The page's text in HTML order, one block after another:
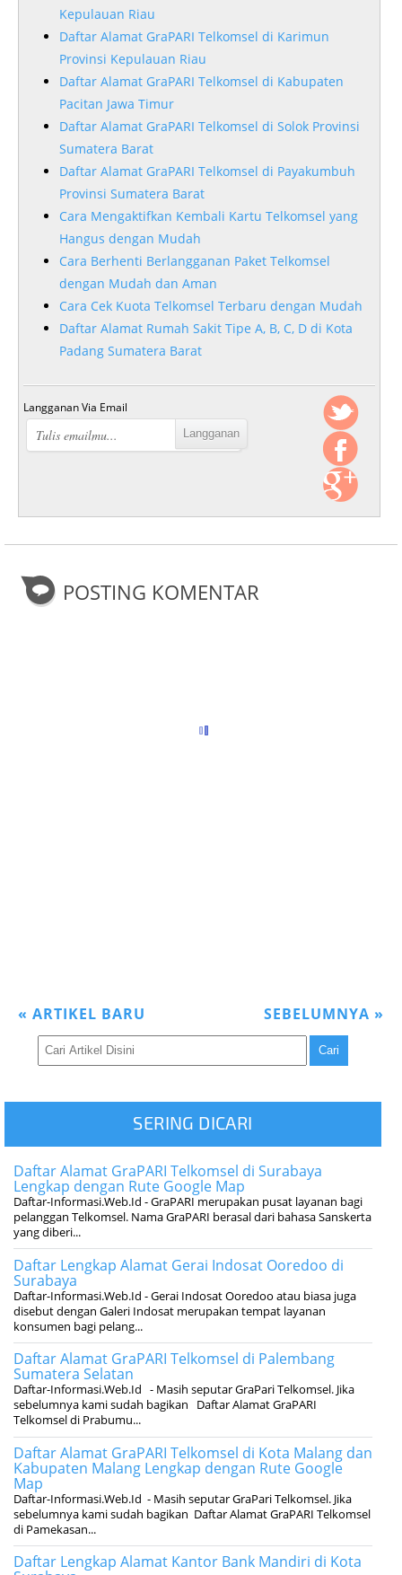
Kepulauan Riau
Daftar Alamat GraPARI Telkomsel di Karimun
Provinsi Kepulauan Riau
Daftar Alamat GraPARI Telkomsel di Kabupaten
Pacitan Jawa Timur
Daftar Alamat GraPARI Telkomsel di Solok Provinsi
Sumatera Barat
Daftar Alamat GraPARI Telkomsel di Payakumbuh
Provinsi Sumatera Barat
Cara Mengaktifkan Kembali Kartu Telkomsel yang
Hangus dengan Mudah
Cara Berhenti Berlangganan Paket Telkomsel
dengan Mudah dan Aman
Cara Cek Kuota Telkomsel Terbaru dengan Mudah
Daftar Alamat Rumah Sakit Tipe A, B, C, D di Kota
Padang Sumatera Barat
Langganan Via Email
POSTING KOMENTAR
« ARTIKEL BARU SEBELUMNYA »
SERING DICARI
Daftar Alamat GraPARI Telkomsel di Surabaya
Lengkap dengan Rute Google Map
Daftar-Informasi.Web.Id - GraPARI merupakan pusat layanan bagi
pelanggan Telkomsel. Nama GraPARI berasal dari bahasa Sanskerta
yang diberi...
Daftar Lengkap Alamat Gerai Indosat Ooredoo di
Surabaya
Daftar-Informasi.Web.Id - Gerai Indosat Ooredoo atau biasa juga
disebut dengan Galeri Indosat merupakan tempat layanan
konsumen bagi pelang...
Daftar Alamat GraPARI Telkomsel di Palembang
Sumatera Selatan
Daftar-Informasi.Web.Id - Masih seputar GraPari Telkomsel. Jika
sebelumnya kami sudah bagikan Daftar Alamat GraPARI
Telkomsel di Prabumu...
Daftar Alamat GraPARI Telkomsel di Kota Malang dan
Kabupaten Malang Lengkap dengan Rute Google
Map
Daftar-Informasi.Web.Id - Masih seputar GraPari Telkomsel. Jika
sebelumnya kami sudah bagikan Daftar Alamat GraPARI Telkomsel
di Pamekasan...
Daftar Lengkap Alamat Kantor Bank Mandiri di Kota